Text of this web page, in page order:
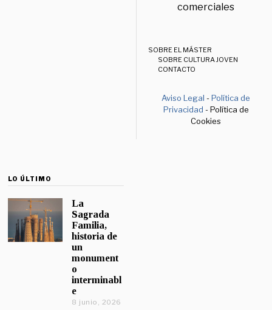
comerciales
SOBRE EL MÁSTER
SOBRE CULTURA JOVEN
CONTACTO
Aviso Legal -Política de
Privacidad - Política de
Cookies
LO ÚLTIMO
La
Sagrada
Familia,
historia de
un
monument
o
interminabl
e
8 junio, 2026